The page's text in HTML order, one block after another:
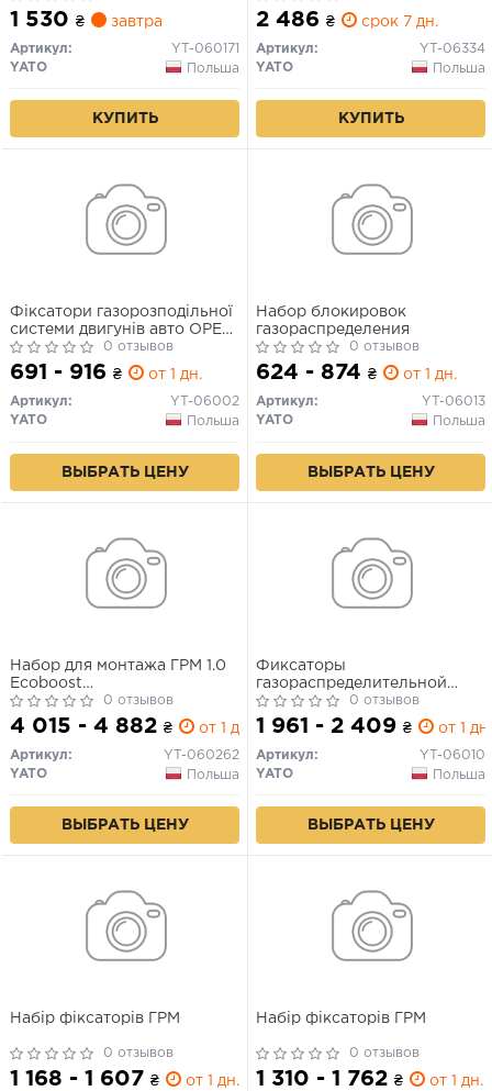
1 530 ₴ завтра
Артикул:
YT-060171
YATO
Польша
КУПИТЬ
YATO, 8 элем.
2 486 ₴ срок 7 дн.
Артикул:
YT-06334
YATO
Польша
КУПИТЬ
Фіксатори газорозподільної
системи двигунів авто OPEL
групи YATO : набір, 5 шт [10]
0 отзывов
691 - 916 ₴ от 1 дн.
Артикул:
YT-06002
YATO
Польша
ВЫБРАТЬ ЦЕНУ
Набор блокировок
газораспределения
0 отзывов
624 - 874 ₴ от 1 дн.
Артикул:
YT-06013
YATO
Польша
ВЫБРАТЬ ЦЕНУ
Набор для монтажа ГРМ 1.0
Ecoboost
M1DA/M1JA/M2DA/P4JA/P4JB/
0 отзывов
4 015 - 4 882 ₴ от 1 дн.
Артикул:
YT-060262
YATO
Польша
ВЫБРАТЬ ЦЕНУ
Фиксаторы
газораспределительной
системы двигателей группы
Renault,
0 отзывов
1 961 - 2 409 ₴ от 1 дн.
Артикул:
YT-06010
YATO
Польша
ВЫБРАТЬ ЦЕНУ
Набір фіксаторів ГРМ
0 отзывов
1 168 - 1 607 ₴ от 1 дн.
Набір фіксаторів ГРМ
0 отзывов
1 310 - 1 762 ₴ от 1 дн.